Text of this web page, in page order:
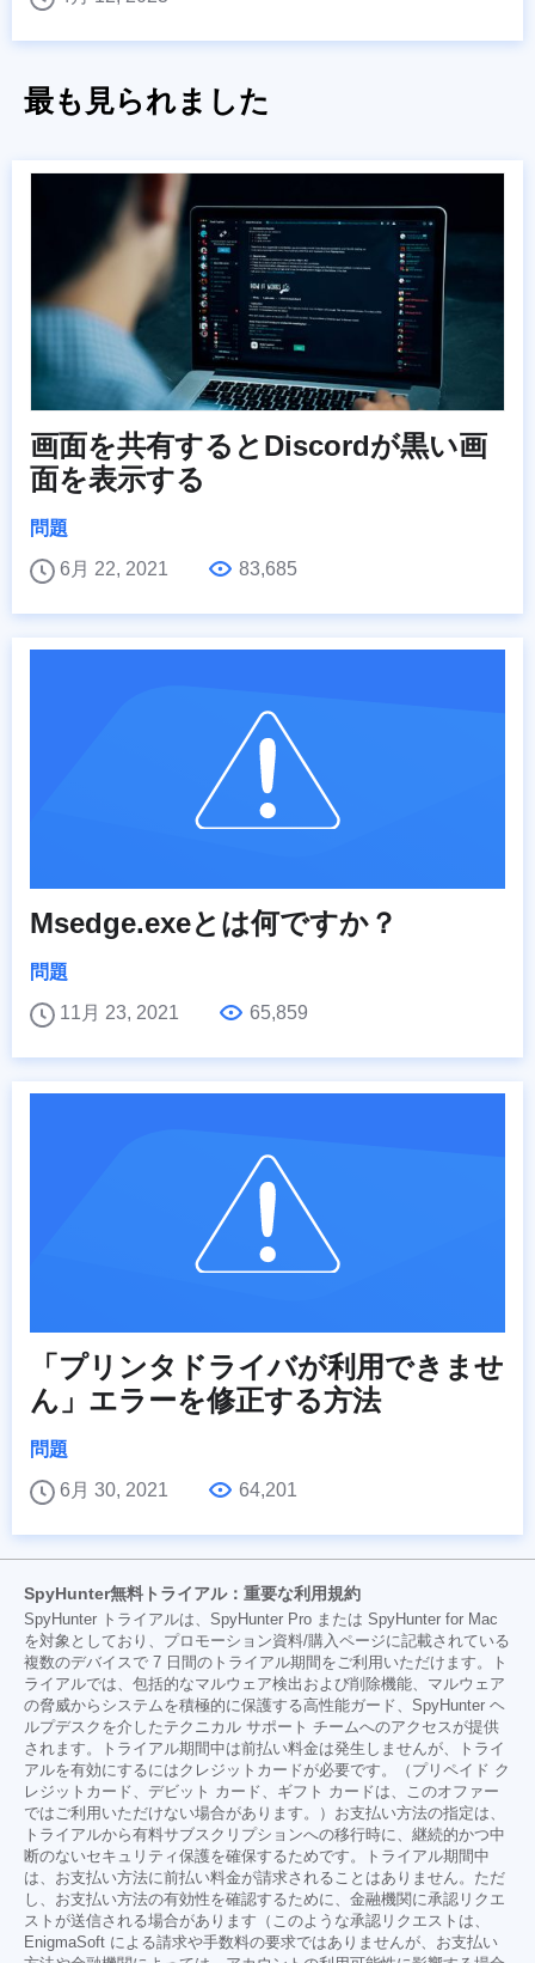
最も見られました
画面を共有するとDiscordが黒い画
面を表示する
問題
6月 22, 2021
83,685
Msedge.exeとは何ですか？
問題
11月 23, 2021
65,859
「プリンタドライバが利用できませ
ん」エラーを修正する方法
問題
6月 30, 2021
64,201
SpyHunter無料トライアル：重要な利用規約
SpyHunter トライアルは、SpyHunter Pro または SpyHunter for Mac
を対象としており、プロモーション資料/購入ページに記載されている
複数のデバイスで 7 日間のトライアル期間をご利用いただけます。ト
ライアルでは、包括的なマルウェア検出および削除機能、マルウェア
の脅威からシステムを積極的に保護する高性能ガード、SpyHunter ヘ
ルプデスクを介したテクニカル サポート チームへのアクセスが提供
されます。トライアル期間中は前払い料金は発生しませんが、トライ
アルを有効にするにはクレジットカードが必要です。（プリペイド ク
レジットカード、デビット カード、ギフト カードは、このオファー
ではご利用いただけない場合があります。）お支払い方法の指定は、
トライアルから有料サブスクリプションへの移行時に、継続的かつ中
断のないセキュリティ保護を確保するためです。トライアル期間中
は、お支払い方法に前払い料金が請求されることはありません。ただ
し、お支払い方法の有効性を確認するために、金融機関に承認リクエ
ストが送信される場合があります（このような承認リクエストは、
EnigmaSoft による請求や手数料の要求ではありませんが、お支払い